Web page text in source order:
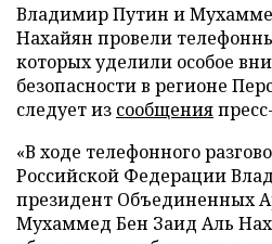
Владимир Путин и
Нахайян провели
которых уделили особое
безопасности в регионе
следует из сообщения
«В ходе телефонного
Российской Федерации
президент Объединенных
Мухаммед Бен Заид Аль